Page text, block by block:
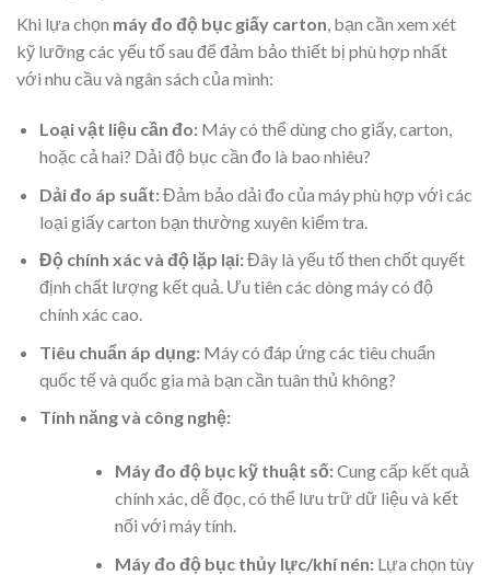
Khi lựa chọn máy đo độ bục giấy carton, bạn cần xem xét
kỹ lưỡng các yếu tố sau để đảm bảo thiết bị phù hợp nhất
với nhu cầu và ngân sách của mình:
Loại vật liệu cần đo:Máy có thể dùng cho giấy, carton,
hoặc cả hai? Dải độ bục cần đo là bao nhiêu?
Dải đo áp suất:Đảm bảo dải đo của máy phù hợp với các
loại giấy carton bạn thường xuyên kiểm tra.
Độ chính xác và độ lặp lại:Đây là yếu tố then chốt quyết
định chất lượng kết quả. Ưu tiên các dòng máy có độ
chính xác cao.
Tiêu chuẩn áp dụng:Máy có đáp ứng các tiêu chuẩn
quốc tế và quốc gia mà bạn cần tuân thủ không?
Tính năng và công nghệ:
Máy đo độ bục kỹ thuật số:Cung cấp kết quả
chính xác, dễ đọc, có thể lưu trữ dữ liệu và kết
nối với máy tính.
Máy đo độ bục thủy lực/khí nén:Lựa chọn tùy